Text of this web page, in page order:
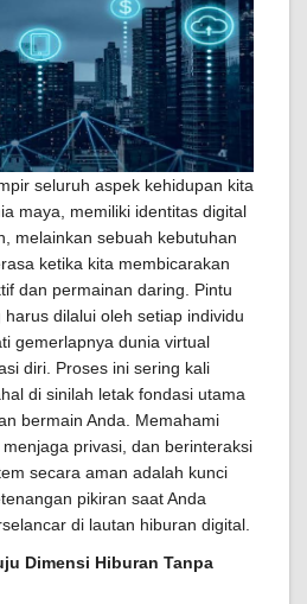
seluruh aspek kehidupan kita
maya, memiliki identitas digital
melainkan sebuah kebutuhan
ketika kita membicarakan
dan permainan daring. Pintu
dilalui oleh setiap individu
gemerlapnya dunia virtual
diri. Proses ini sering kali
di sinilah letak fondasi utama
bermain Anda. Memahami
privasi, dan berinteraksi
secara aman adalah kunci
pikiran saat Anda
di lautan hiburan digital.
Dimensi Hiburan Tanpa